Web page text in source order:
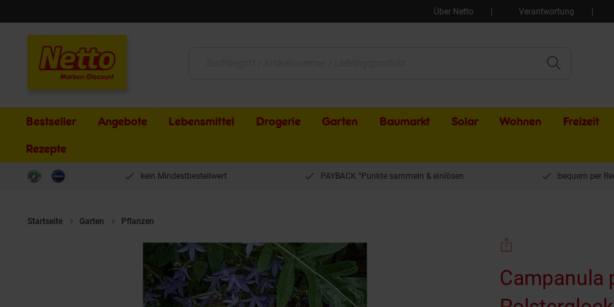
Über Netto Verantwortung
Bestseller Angebote Lebensmittel Drogerie Garten Baumarkt Solar Wohnen Freizeit
Rezepte
kein Mindestbestellwert PAYBACK °Punkte sammeln & einlösen bequem per
Startseite Garten Pflanzen
Campanula